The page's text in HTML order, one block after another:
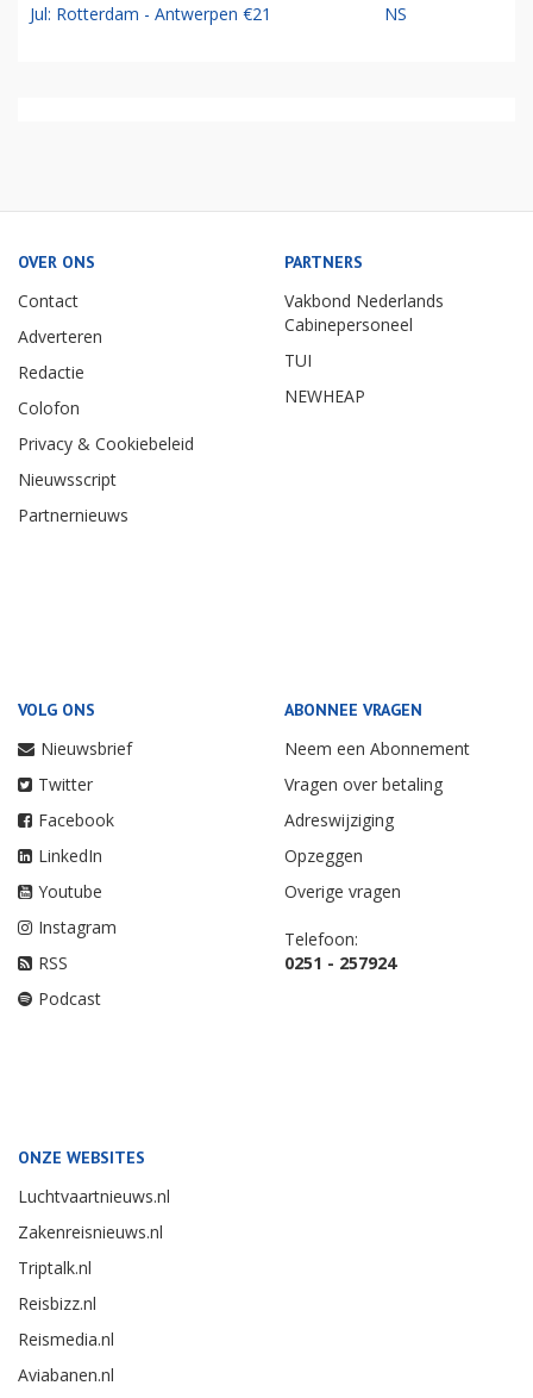
Jul: Rotterdam - Antwerpen €21 NS
OVER ONS
Contact
Adverteren
Redactie
Colofon
Privacy & Cookiebeleid
Nieuwsscript
Partnernieuws
PARTNERS
Vakbond Nederlands
Cabinepersoneel
TUI
NEWHEAP
VOLG ONS
Nieuwsbrief
Twitter
Facebook
LinkedIn
Youtube
Instagram
RSS
Podcast
ABONNEE VRAGEN
Neem een Abonnement
Vragen over betaling
Adreswijziging
Opzeggen
Overige vragen
Telefoon:
0251 - 257924
ONZE WEBSITES
Luchtvaartnieuws.nl
Zakenreisnieuws.nl
Triptalk.nl
Reisbizz.nl
Reismedia.nl
Aviabanen.nl